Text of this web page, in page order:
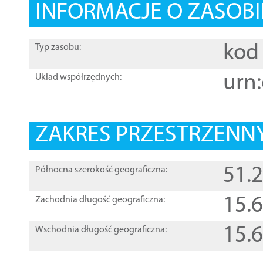
INFORMACJE O
Typ zasobu: kod
Układ współrzędnych:
ZAKRES
Północna szerokość geograficzna:
Zachodnia długość geograficzna:
Wschodnia długość geograficzna: